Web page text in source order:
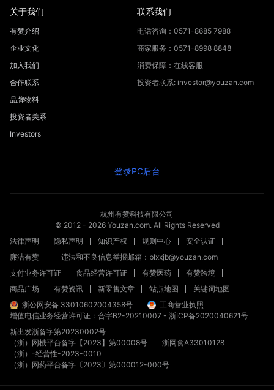
关于我们
有赞介绍
企业文化
加入我们
合作联系
品牌物料
投资者关系
Investors
联系我们
电话咨询：0571-8685 7988
商家服务：0571-8998 8848
消费保障：在线客服
投资者联系: investor@youzan.com
登录PC后台
杭州有赞科技有限公司
© 2012 - 2026Youzan.com. All Rights Reserved
法律声明
隐私声明 知识产权 规则中心
安全认证
廉洁有赞
违法和不良信息举报邮箱：blxxjb@youzan.com
支付业务许可证
食品经营许可证 有赞医药
有赞跨境
商品广场
有赞资讯 新零售文章 站点地图
关键词地图
浙公网安备 33010602004358号
工商营业执照
增值电信业务经营许可证：合字B2-20210007 - 浙ICP备2020040621号
新出发浙备字第20230002号
（浙）网械平台备字【2023】第00008号
浙网食A33010128
（浙）-经营性-2023-0010
（浙）网药平台备字〔2023〕第000012-000号